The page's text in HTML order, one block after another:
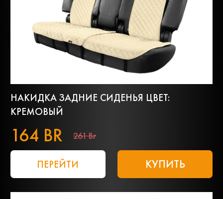
НАКИДКА ЗАДНИЕ СИДЕНЬЯ ЦВЕТ:
КРЕМОВЫЙ
164 BR 261 Br
ПЕРЕЙТИ КУПИТЬ